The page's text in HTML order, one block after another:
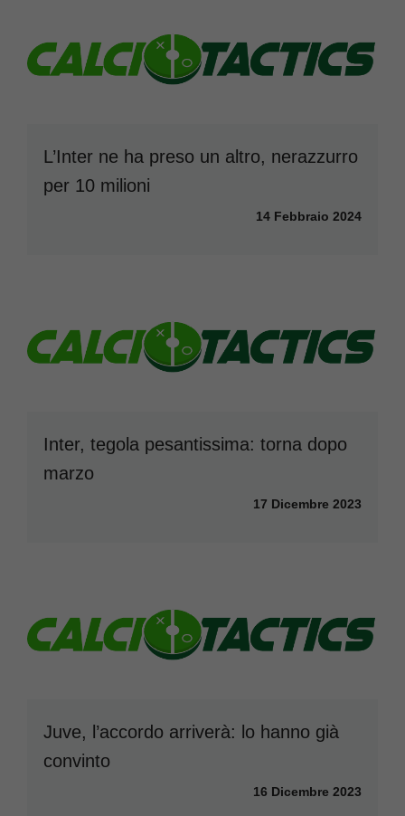
L’Inter ne ha preso un altro, nerazzurro
per 10 milioni
14 Febbraio 2024
Inter, tegola pesantissima: torna dopo
marzo
17 Dicembre 2023
Juve, l’accordo arriverà: lo hanno già
convinto
16 Dicembre 2023